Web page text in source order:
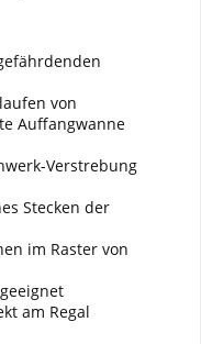
von
Auffangwanne
Verstrebung
Stecken der
im Raster von
am Regal